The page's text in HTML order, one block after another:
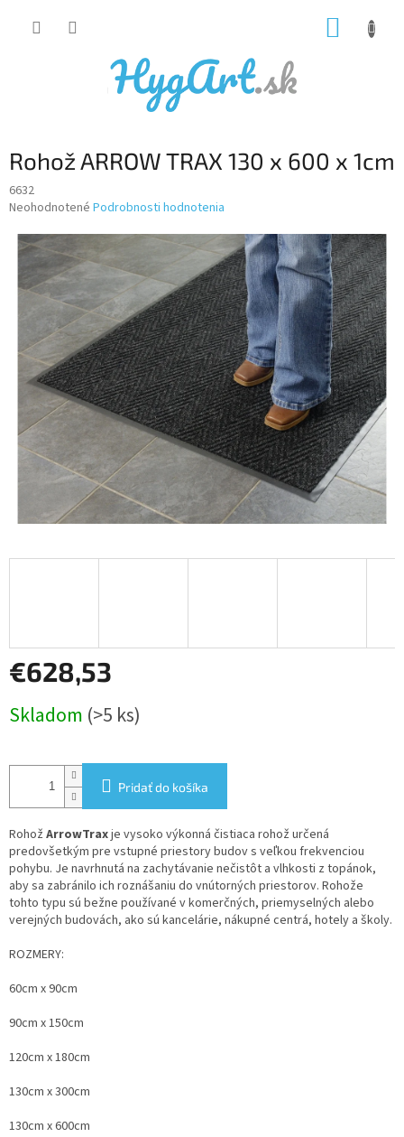
Rohož ARROW TRAX 130 x 600 x 1cm
6632
Priemerné
produktu
hviezdičiek.
Neohodnotené Podrobnosti hodnotenia
€628,53
cena:
Skladom (>5 ks)
Pridať do košíka
Rohož ArrowTraxje vysoko výkonná čistiaca rohož určená
predovšetkým pre vstupné priestory budov s veľkou frekvenciou
pohybu. Je navrhnutá na zachytávanie nečistôt a vlhkosti z topánok,
aby sa zabránilo ich roznášaniu do vnútorných priestorov. Rohože
tohto typu sú bežne používané v komerčných, priemyselných alebo
verejných budovách, ako sú kancelárie, nákupné centrá, hotely a školy.
ROZMERY:
60cm x 90cm
90cm x 150cm
120cm x 180cm
130cm x 300cm
130cm x 600cm